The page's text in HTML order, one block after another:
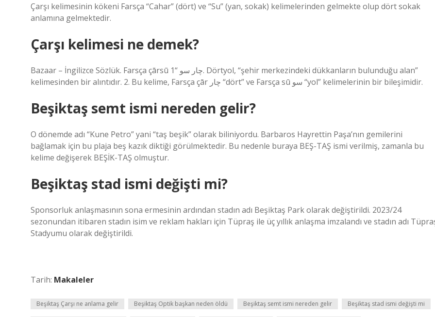
Çarşı kelimesinin kökeni Farsça “Cahar” (dört) ve “Su” (yan, sokak) kelimelerinden gelmekte olup dört sokak
anlamına gelmektedir.
Çarşı kelimesi ne demek?
Bazaar – İngilizce Sözlük. Farsça çārsū چار سو “1. Dörtyol, “şehir merkezindeki dükkanların bulunduğu alan”
kelimesinden bir alıntıdır. 2. Bu kelime, Farsça çār چار “dört” ve Farsça sū سو “yol” kelimelerinin bir bileşimidir.
Beşiktaş semt ismi nereden gelir?
O dönemde adı “Kune Petro” yani “taş beşik” olarak biliniyordu. Barbaros Hayrettin Paşa’nın gemilerini
bağlamak için bu plaja beş kazık diktiği görülmektedir. Bu nedenle buraya BEŞ-TAŞ ismi verilmiş, zamanla bu
kelime değişerek BEŞİK-TAŞ olmuştur.
Beşiktaş stad ismi değişti mi?
Sponsorluk anlaşmasının sona ermesinin ardından stadın adı Beşiktaş Park olarak değiştirildi. 2023/24
sezonundan itibaren stadın isim ve reklam hakları için Tüpraş ile üç yıllık anlaşma imzalandı ve stadın adı
Stadyumu olarak değiştirildi.
Tarih: Makaleler
Beşiktaş Çarşı ne anlama gelir Beşiktaş Optik başkan neden öldü Beşiktaş semt ismi nereden gelir Beşiktaş stad ismi değişti mi